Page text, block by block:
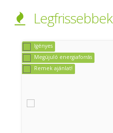
Legfrissebbek
Igényes
Megújuló energiaforrás
Remek ajánlat!